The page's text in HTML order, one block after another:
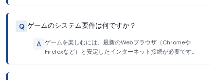
Q ゲームのシステム要件は何ですか？
A ゲームを楽しむには、最新のWebブラウザ（Chromeや
Firefoxなど）と安定したインターネット接続が必要です。